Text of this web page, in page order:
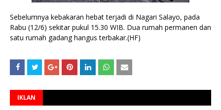
Sebelumnya kebakaran hebat terjadi di Nagari Salayo, pada
Rabu (12/6) sekitar pukul 15.30 WIB. Dua rumah permanen dan
satu rumah gadang hangus terbakar.(HF)
IKLAN